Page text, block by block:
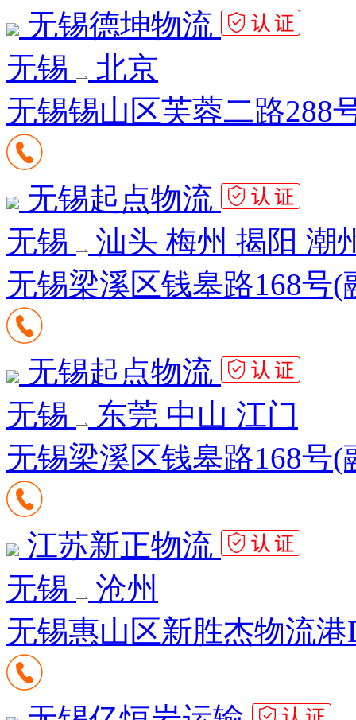
无锡德坤物流
无锡
北京
无锡锡山区芙蓉二路288
无锡起点物流
无锡
汕头 梅州 揭阳 潮
无锡梁溪区钱皋路168号(
无锡起点物流
无锡
东莞 中山 江门
无锡梁溪区钱皋路168号(
江苏新正物流
无锡
沧州
无锡惠山区新胜杰物流港